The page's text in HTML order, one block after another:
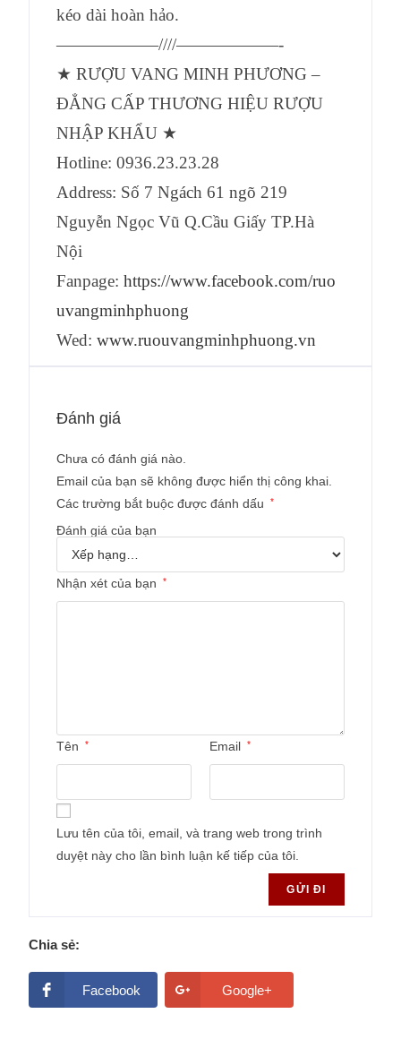
kéo dài hoàn hảo.
——————////——————-
★ RƯỢU VANG MINH PHƯƠNG –
ĐẲNG CẤP THƯƠNG HIỆU RƯỢU
NHẬP KHẨU ★
Hotline: 0936.23.23.28
Address: Số 7 Ngách 61 ngõ 219
Nguyễn Ngọc Vũ Q.Cầu Giấy TP.Hà
Nội
Fanpage:https://www.facebook.com/ruo
uvangminhphuong
Wed:www.ruouvangminhphuong.vn
Đánh giá
Chưa có đánh giá nào.
Email của bạn sẽ không được hiển thị công khai.
Các trường bắt buộc được đánh dấu
*
Đánh giá của bạn
Nhận xét của bạn *
Tên * Email *
Lưu tên của tôi, email, và trang web trong trình
duyệt này cho lần bình luận kế tiếp của tôi.
Chia sẻ:
Facebook Google+